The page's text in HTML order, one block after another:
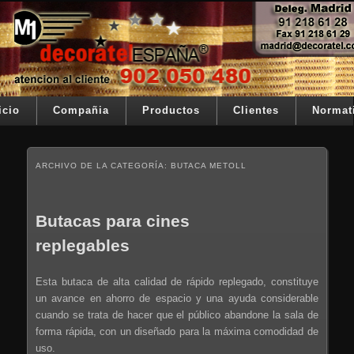
Ir al contenido principal
Ir al contenido secundario
Decoratel España
Su telon de teatro es nuestra razón de ser
Menú principalCompañia Productos Clientes
ARCHIVO DE LA CATEGORÍA: BUTACA METOLL
Butacas para cines
replegables
Esta butaca de alta calidad de rápido replegado, constituye
un avance en ahorro de espacio y una ayuda considerable
cuando se trata de hacer que el público abandone la sala de
forma rápida, con un diseñado para la máxima comodidad de
uso.